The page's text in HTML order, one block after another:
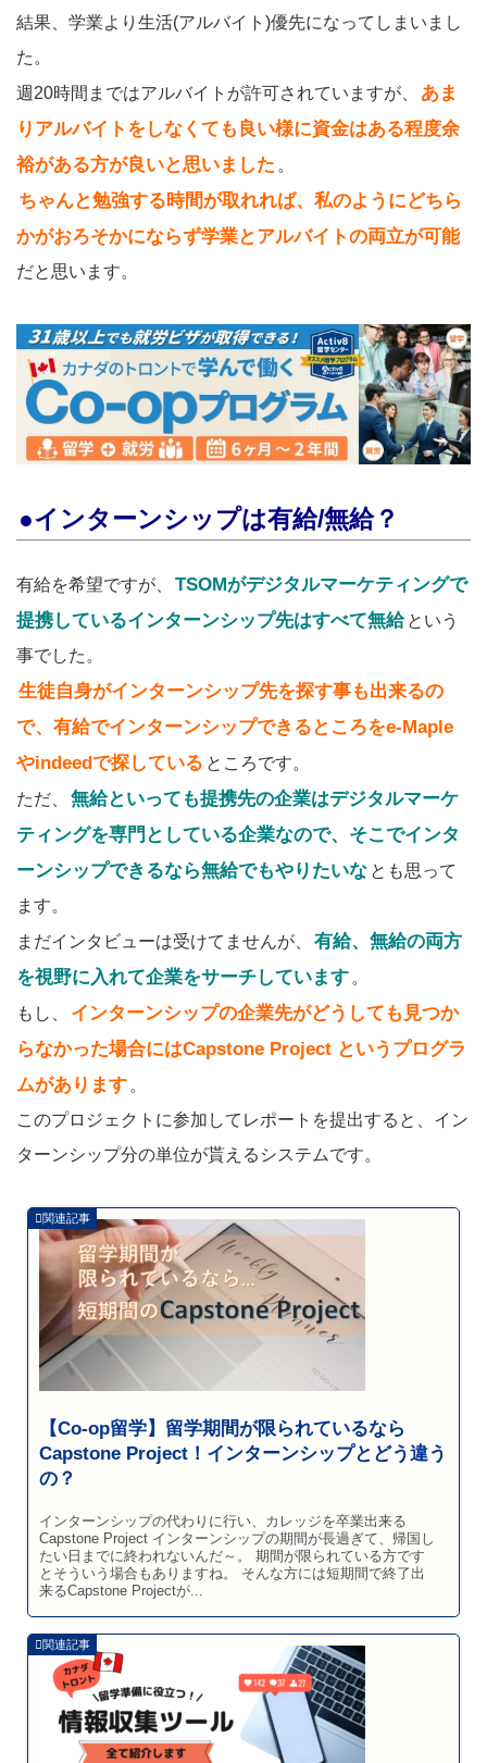
結果、学業より生活(アルバイト)優先になってしまいまし
た。
週20時間まではアルバイトが許可されていますが、
あま
りアルバイトをしなくても良い様に資金はある程度余
裕がある方が良いと思いました 。
ちゃんと勉強する時間が取れれば、私のようにどちら
かがおろそかにならず学業とアルバイトの両立が可能
だと思います。
●インターンシップは有給/無給？
有給を希望ですが、
TSOMがデジタルマーケティングで
提携しているインターンシップ先はすべて無給 という
事でした。
生徒自身がインターンシップ先を探す事も出来るの
で、 有給でインターンシップできるところをe-Maple
やindeedで探している ところです。
ただ、
無給といっても提携先の企業はデジタルマーケ
ティングを専門としている企業なので、そこでインタ
ーンシップできるなら無給でもやりたいな とも思って
ます。
まだインタビューは受けてませんが、
有給、無給の両方
を視野に入れて企業をサーチしています 。
もし、
インターンシップの企業先がどうしても見つか
らなかった場合にはCapstone Project というプログラ
ムがあります 。
このプロジェクトに参加してレポートを提出すると、イン
ターンシップ分の単位が貰えるシステムです。
【Co-op留学】留学期間が限られているなら
Capstone Project！インターンシップとどう違う
の？
インターンシップの代わりに行い、カレッジを卒業出来る
Capstone Project インターンシップの期間が長過ぎて、帰国し
たい日までに終われないんだ～。 期間が限られている方です
とそういう場合もありますね。 そんな方には短期間で終了出
来るCapstone Projectが...